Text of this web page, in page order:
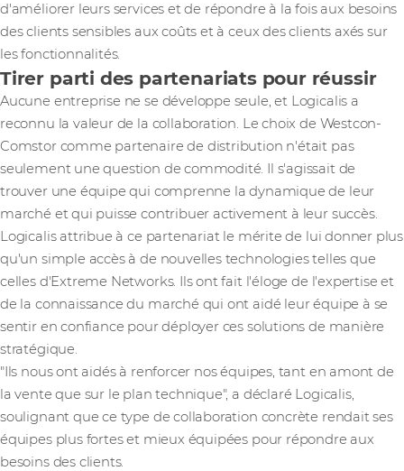
d'améliorer leurs services et de répondre à la fois aux besoins
des clients sensibles aux coûts et à ceux des clients axés sur
les fonctionnalités.
Tirer parti des partenariats pour réussir
Aucune entreprise ne se développe seule, et Logicalis a
reconnu la valeur de la collaboration. Le choix de Westcon-
Comstor comme partenaire de distribution n'était pas
seulement une question de commodité. Il s'agissait de
trouver une équipe qui comprenne la dynamique de leur
marché et qui puisse contribuer activement à leur succès.
Logicalis attribue à ce partenariat le mérite de lui donner plus
qu'un simple accès à de nouvelles technologies telles que
celles d'Extreme Networks. Ils ont fait l'éloge de l'expertise et
de la connaissance du marché qui ont aidé leur équipe à se
sentir en confiance pour déployer ces solutions de manière
stratégique.
"Ils nous ont aidés à renforcer nos équipes, tant en amont de
la vente que sur le plan technique", a déclaré Logicalis,
soulignant que ce type de collaboration concrète rendait ses
équipes plus fortes et mieux équipées pour répondre aux
besoins des clients.